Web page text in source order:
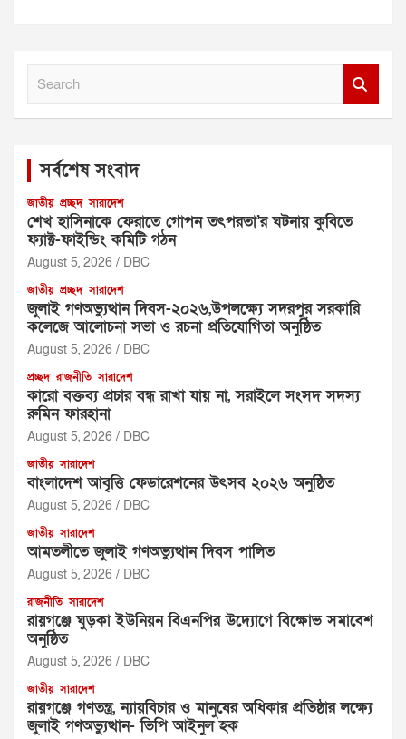
সর্বশেষ সংবাদ
জাতীয় প্রচ্ছদ সারাদেশ
শেখ হাসিনাকে ফেরাতে গোপন তৎপরতা’র ঘটনায় কুবিতে
ফ্যাক্ট-ফাইন্ডিং কমিটি গঠন
August 5, 2026 DBC
জাতীয় প্রচ্ছদ সারাদেশ
জুলাই গণঅভ্যুত্থান দিবস-২০২৬,উপলক্ষ্যে সদরপুর সরকারি
কলেজে আলোচনা সভা ও রচনা প্রতিযোগিতা অনুষ্ঠিত
August 5, 2026 DBC
প্রচ্ছদ রাজনীতি সারাদেশ
‎কারো বক্তব্য প্রচার বন্ধ রাখা যায় না, সরাইলে সংসদ সদস্য
রুমিন ফারহানা ‎ ‎
August 5, 2026 DBC
জাতীয় সারাদেশ
বাংলাদেশ আবৃত্তি ফেডারেশনের উৎসব ২০২৬ অনুষ্ঠিত
August 5, 2026 DBC
জাতীয় সারাদেশ
আমতলীতে জুলাই গণঅভ্যুত্থান দিবস পালিত
August 5, 2026 DBC
রাজনীতি সারাদেশ
রায়গঞ্জে ঘুড়কা ইউনিয়ন বিএনপির উদ্যোগে বিক্ষোভ সমাবেশ
অনুষ্ঠিত
August 5, 2026 DBC
জাতীয় সারাদেশ
রায়গঞ্জে গণতন্ত্র, ন্যায়বিচার ও মানুষের অধিকার প্রতিষ্ঠার লক্ষ্যে
জুলাই গণঅভ্যুত্থান- ভিপি আইনুল হক